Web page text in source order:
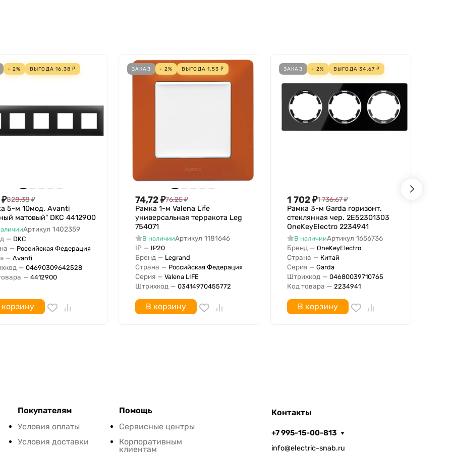
серий)
- 2% ВЫГОДА16,38 ₽
₽828,38₽
5-м 10мод. Avanti
матовый" DKC 4412900
Артикул 1402359
— DKC
— Российская Федерация
— Avanti
— 04690309642528
— 4412900
ЗАКАЗ - 2% ВЫГОДА1,53 ₽
74,72₽76,25₽
Рамка 1-м Valena Life
универсальная терракота Leg
754071
В наличииАртикул 1181646
IP — IP20
Бренд — Legrand
Страна — Российская Федерация
Серия — Valena LIFE
Штрихкод — 03414970455772
В корзину
ЗАКАЗ - 2% ВЫГОДА34,67 ₽
1 702₽1 736,67₽
Рамка 3-м Garda горизонт.
стеклянная чер. 2E52301303
OneKeyElectro 2234941
В наличииАртикул 1656736
Бренд — OneKeyElectro
Страна — Китай
Серия — Garda
Штрихкод — 04680039710765
Код товара — 2234941
В корзину
Покупателям
Условия оплаты
Условия доставки
Помощь
Сервисные центры
Корпоративным
клиентам
Контакты
+7 995-15-00-813
info@electric-snab.ru